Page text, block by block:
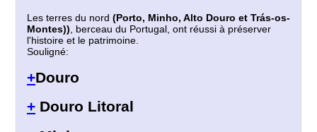
Les terres du nord (Porto, Minho, Alto Douro et Trás-os-
Montes)) , berceau du Portugal, ont réussi à préserver
l'histoire et le patrimoine.
Souligné:
+Douro
+ Douro Litoral